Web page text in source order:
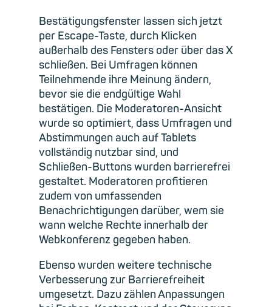
Bestätigungsfenster lassen sich jetzt
per Escape-Taste, durch Klicken
außerhalb des Fensters oder über das X
schließen. Bei Umfragen können
Teilnehmende ihre Meinung ändern,
bevor sie die endgültige Wahl
bestätigen. Die Moderatoren-Ansicht
wurde so optimiert, dass Umfragen und
Abstimmungen auch auf Tablets
vollständig nutzbar sind, und
Schließen-Buttons wurden barrierefrei
gestaltet. Moderatoren profitieren
zudem von umfassenden
Benachrichtigungen darüber, wem sie
wann welche Rechte innerhalb der
Webkonferenz gegeben haben.
Ebenso wurden weitere technische
Verbesserung zur Barrierefreiheit
umgesetzt. Dazu zählen Anpassungen